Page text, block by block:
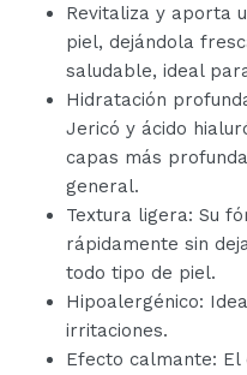
Revitaliza y aporta
piel, dejándola
saludable, ideal
Hidratación
Jericó y ácido
capas más
general.
Textura ligera: Su
rápidamente sin
todo tipo de piel.
Hipoalergénico:
irritaciones.
Efecto calmante: